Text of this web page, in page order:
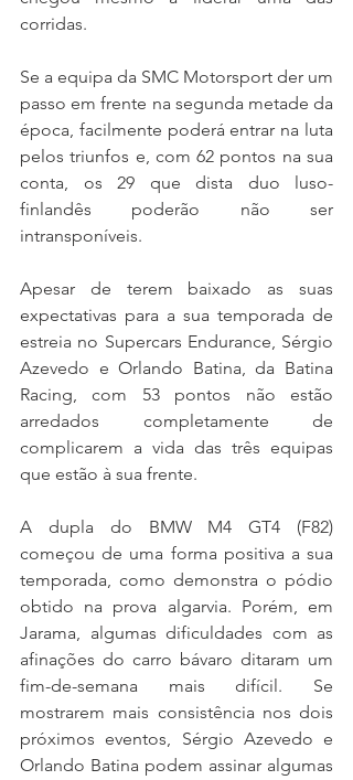
corridas.
Se a equipa da SMC Motorsport der um
passo em frente na segunda metade da
época, facilmente poderá entrar na luta
pelos triunfos e, com 62 pontos na sua
conta, os 29 que dista duo luso-
finlandês poderão não ser
intransponíveis.
Apesar de terem baixado as suas
expectativas para a sua temporada de
estreia no Supercars Endurance, Sérgio
Azevedo e Orlando Batina, da Batina
Racing, com 53 pontos não estão
arredados completamente de
complicarem a vida das três equipas
que estão à sua frente.
A dupla do BMW M4 GT4 (F82)
começou de uma forma positiva a sua
temporada, como demonstra o pódio
obtido na prova algarvia. Porém, em
Jarama, algumas dificuldades com as
afinações do carro bávaro ditaram um
fim-de-semana mais difícil. Se
mostrarem mais consistência nos dois
próximos eventos, Sérgio Azevedo e
Orlando Batina podem assinar algumas